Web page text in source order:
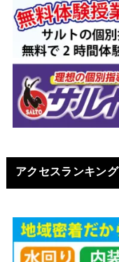
アクセスランキング